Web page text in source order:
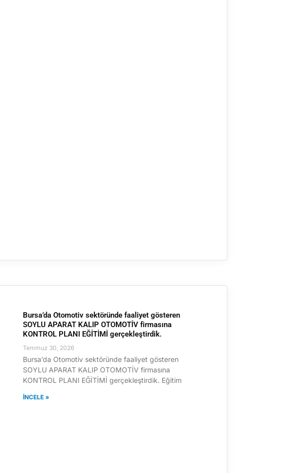
Bursa’da Otomotiv sektöründe faaliyet gösteren
SOYLU APARAT KALIP OTOMOTİV firmasına
KONTROL PLANI EĞİTİMİ gerçekleştirdik.
Temmuz 30, 2026
Bursa’da Otomotiv sektöründe faaliyet gösteren
SOYLU APARAT KALIP OTOMOTİV firmasına
KONTROL PLANI EĞİTİMİ gerçekleştirdik. Eğitim
İNCELE »